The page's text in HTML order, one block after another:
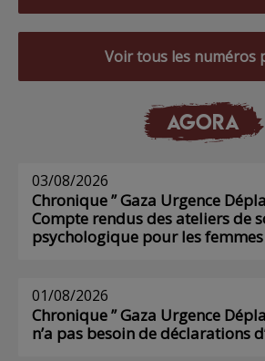
Voir tous les numéros
AGORA
03/08/2026
Chronique ” Gaza Urgence
Compte rendus des ateliers de
psychologique pour les femmes
01/08/2026
Chronique ” Gaza Urgence
n’a pas besoin de déclarations